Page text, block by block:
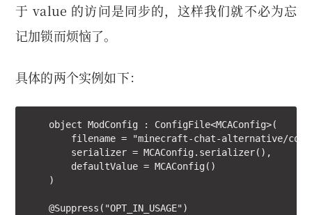
于 value 的访问是同步的，这样我们就不必为忘
记加锁而烦恼了。
具体的两个实例如下：
    object ModConfig : ConfigFile<MCAConfig>(
filename = "minecraft-chat-alternative/
        serializer = MCAConfig.serializer(),
        defaultValue = MCAConfig()
    )
    @Suppress("OPT_IN_USAGE")